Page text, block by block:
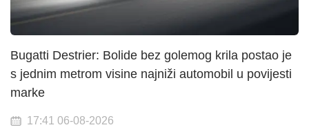
Bugatti Destrier: Bolide bez golemog krila postao je
s jednim metrom visine najniži automobil u povijesti
marke
17:41 06-08-2026